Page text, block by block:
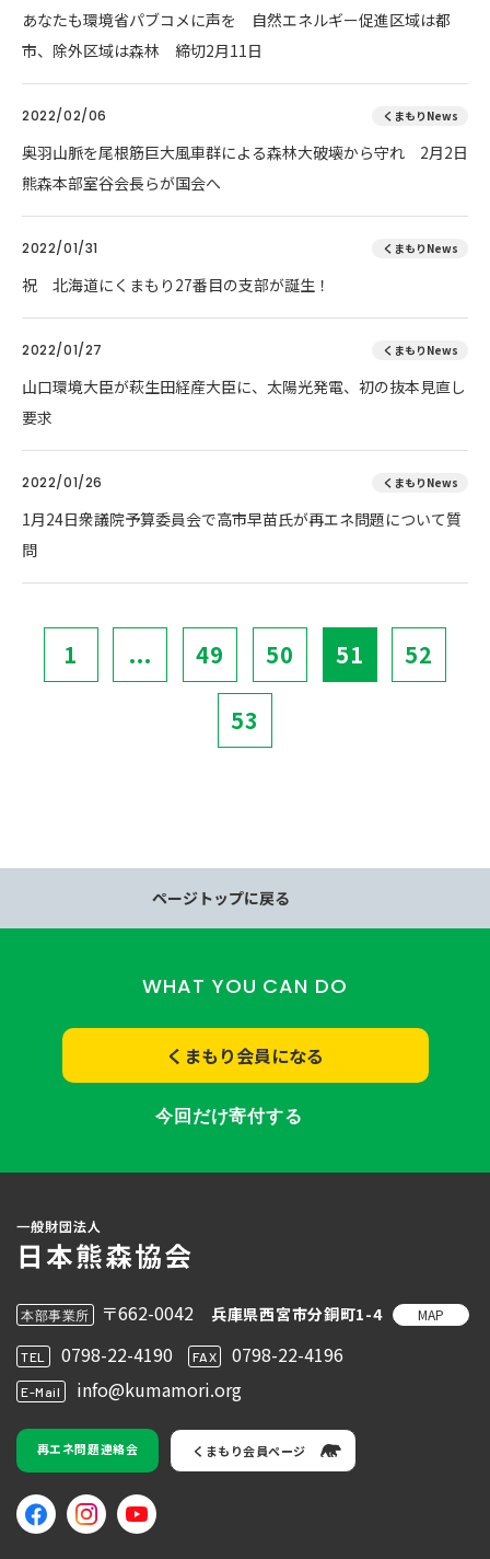
あなたも環境省パブコメに声を 自然エネルギー促進区域は都
市、除外区域は森林 締切2月11日
2022/02/06 くまもりNews
奥羽山脈を尾根筋巨大風車群による森林大破壊から守れ 2月2日
熊森本部室谷会長らが国会へ
2022/01/31 くまもりNews
祝 北海道にくまもり27番目の支部が誕生！
2022/01/27 くまもりNews
山口環境大臣が萩生田経産大臣に、太陽光発電、初の抜本見直し
要求
2022/01/26 くまもりNews
1月24日衆議院予算委員会で高市早苗氏が再エネ問題について質
問
1 ... 49 50 51 52
53
ページトップに戻る
WHAT YOU CAN DO
くまもり会員になる
今回だけ寄付する
本部事業所 〒662-0042 兵庫県西宮市分銅町1-4 MAP
TEL 0798-22-4190 FAX 0798-22-4196
E-Mail info@kumamori.org
再エネ問題連絡会 くまもり会員ページ